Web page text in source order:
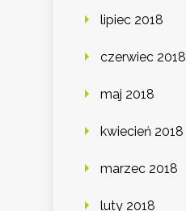
lipiec 2018
czerwiec 2018
maj 2018
kwiecień 2018
marzec 2018
luty 2018